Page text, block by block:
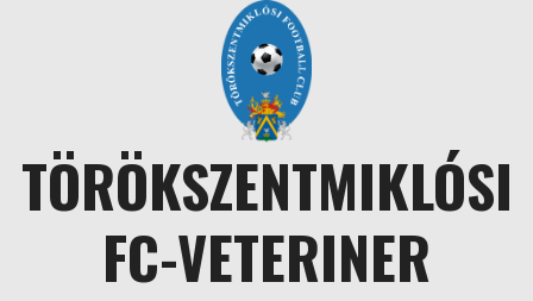
TÖRÖKSZENTMIKLÓSI
FC-VETERINER